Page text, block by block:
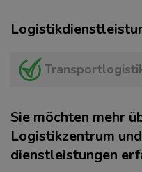
Sie möchten mehr
Logistikzentrum
dienstleistungen